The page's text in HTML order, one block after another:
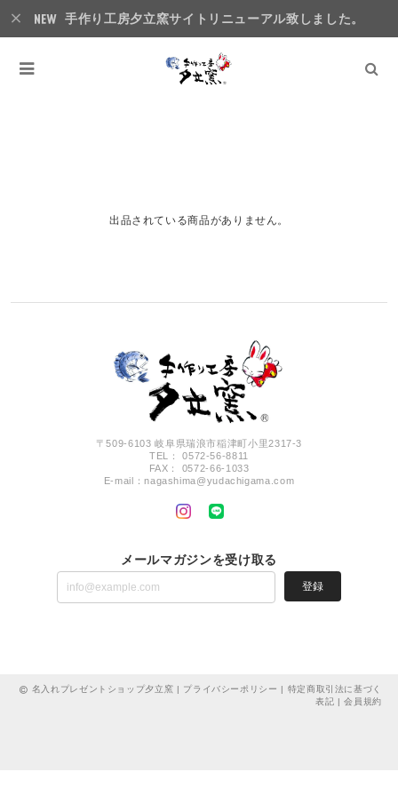
手作り工房夕立窯サイトリニューアル致しました。
ティッシュケース
出品されている商品がありません。
〒509-6103 岐阜県瑞浪市稲津町小里2317-3
TEL： 0572-56-8811
FAX： 0572-66-1033
E-mail：nagashima@yudachigama.com
メールマガジンを受け取る
登録
名入れプレゼントショップ夕立窯 | プライバシーポリシー | 特定商取引法に基づく
表記 |会員規約